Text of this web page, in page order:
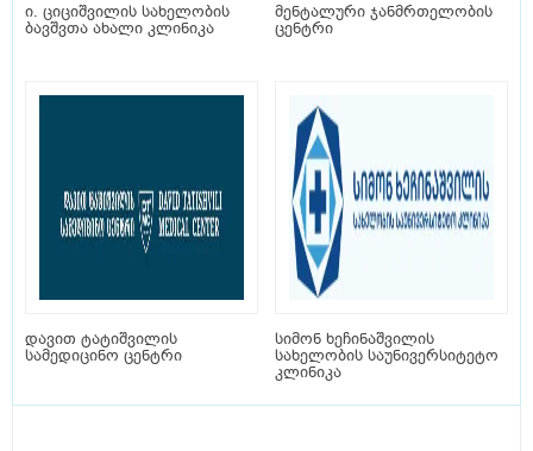
ი. ციციშვილის სახელობის
ბავშვთა ახალი კლინიკა
მენტალური ჯანმრთელობის
ცენტრი
დავით ტატიშვილის
სამედიცინო ცენტრი
სიმონ ხეჩინაშვილის
სახელობის საუნივერსიტეტო
კლინიკა